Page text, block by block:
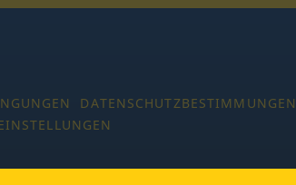
DATENSCHUTZBESTIMMUNGEN